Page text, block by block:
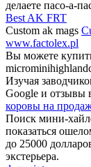
делаете пасо-а-
Best AK FRT
Custom ak mags
www.factolex.pl
Вы можете
Изучая
Google и отзывы
коровы на
Поиск мини-
показаться
до 25000
экстерьера.